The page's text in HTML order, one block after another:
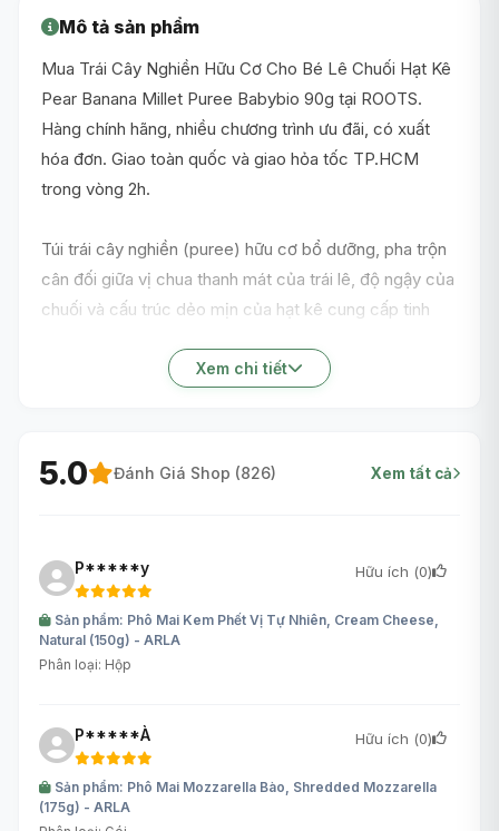
Mô tả sản phẩm
Mua Trái Cây Nghiền Hữu Cơ Cho Bé Lê Chuối Hạt Kê
Pear Banana Millet Puree Babybio 90g tại ROOTS.
Hàng chính hãng, nhiều chương trình ưu đãi, có xuất
hóa đơn. Giao toàn quốc và giao hỏa tốc TP.HCM
trong vòng 2h.
Túi trái cây nghiền (puree) hữu cơ bổ dưỡng, pha trộn
cân đối giữa vị chua thanh mát của trái lê, độ ngậy của
chuối và cấu trúc dẻo mịn của hạt kê cung cấp tinh
chỉ cung cấp các loại vitamin thiết yếu mà còn là bữa
Xem chi tiết
5.0 Đánh Giá Shop (826) Xem tất cả
P*****y Hữu ích (0)
Sản phẩm: Phô Mai Kem Phết Vị Tự Nhiên, Cream Cheese,
Natural (150g) - ARLA
Phân loại: Hộp
P*****À Hữu ích (0)
Sản phẩm: Phô Mai Mozzarella Bào, Shredded Mozzarella
(175g) - ARLA